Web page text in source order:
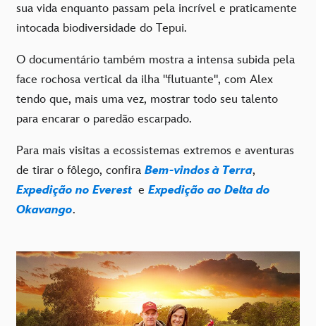
sua vida enquanto passam pela incrível e praticamente
intocada biodiversidade do Tepui.
O documentário também mostra a intensa subida pela
face rochosa vertical da ilha "flutuante", com Alex
tendo que, mais uma vez, mostrar todo seu talento
para encarar o paredão escarpado.
Para mais visitas a ecossistemas extremos e aventuras
de tirar o fôlego, confira Bem-vindos à Terra,
Expedição no Evereste Expedição ao Delta do
Okavango.